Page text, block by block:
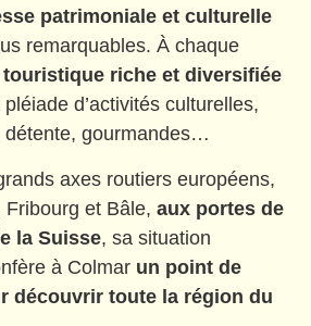
patrimoniale et culturelle
remarquables. À chaque
riche et diversifiée
d’activités culturelles,
détente, gourmandes…
axes routiers européens,
et Bâle, aux portes de
la Suisse, sa situation
à Colmar un point de
découvrir toute la région du